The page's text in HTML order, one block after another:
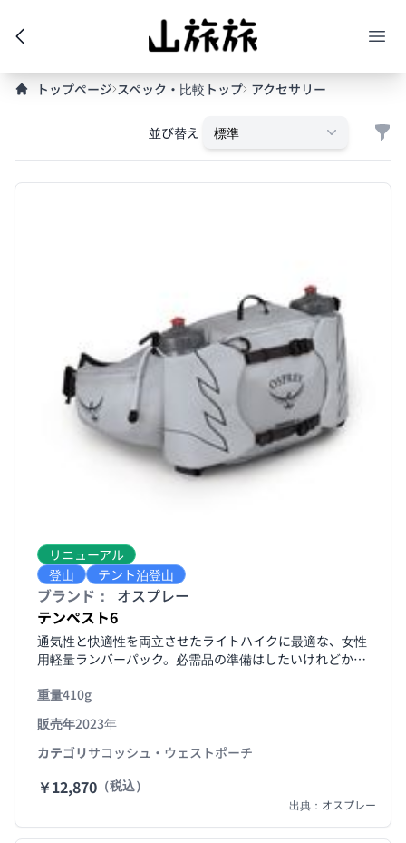
トップページ スペック・比較トップ アクセサリー
並び替え 標準
Products
リニューアル
登山
テント泊登山
ブランド：
オスプレー
テンペスト6
通気性と快適性を両立させたライトハイクに最適な、女性
用軽量ランバーパック。必需品の準備はしたいけれどかさ
ばるのは嫌というトレイルミニマリストにぴったりです。
通気性と快適性を両立させたこのパックは、ウォーターボ
トル2本、レインジャケット、トレイルサイドでのスナッ
クなどを収納するのに十分なスペースがあります。
重量410g
販売年2023年
カテゴリサコッシュ・ウェストポーチ
￥12,870 （税込）
出典：オスプレー